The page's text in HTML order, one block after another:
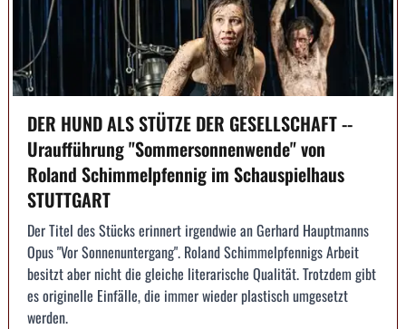
DER HUND ALS STÜTZE DER GESELLSCHAFT --
Uraufführung "Sommersonnenwende" von
Roland Schimmelpfennig im Schauspielhaus
STUTTGART
Der Titel des Stücks erinnert irgendwie an Gerhard Hauptmanns
Opus "Vor Sonnenuntergang". Roland Schimmelpfennigs Arbeit
besitzt aber nicht die gleiche literarische Qualität. Trotzdem gibt
es originelle Einfälle, die immer wieder plastisch umgesetzt
werden.